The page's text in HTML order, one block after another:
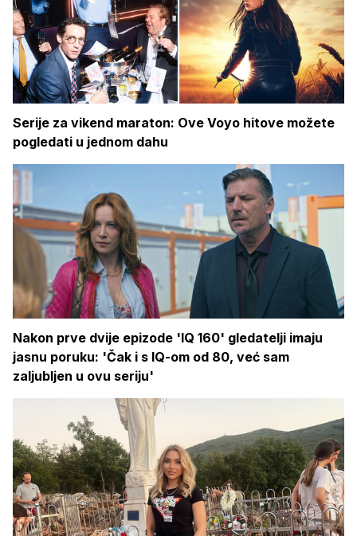
Serije za vikend maraton: Ove Voyo hitove možete
pogledati u jednom dahu
Nakon prve dvije epizode 'IQ 160' gledatelji imaju
jasnu poruku: 'Čak i s IQ-om od 80, već sam
zaljubljen u ovu seriju'